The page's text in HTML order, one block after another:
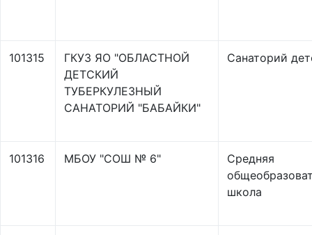
101315
ГКУЗ ЯО "ОБЛАСТНОЙ
ДЕТСКИЙ
ТУБЕРКУЛЕЗНЫЙ
САНАТОРИЙ "БАБАЙКИ"
Санаторий
101316 МБОУ "СОШ № 6"
Средняя
школа